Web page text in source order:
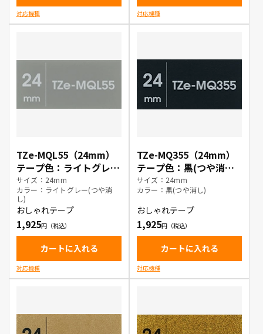
対応機種 対応機種
TZe-MQL55（24mm）
テープ色：ライトグレー
(つや消し) / 白文字
サイズ：24mm
カラー：ライトグレー(つや消
し)
おしゃれテープ
1,925
カートに入れる
対応機種
TZe-MQ355（24mm）
テープ色：黒(つや消し)
/ 白文字
サイズ：24mm
カラー：黒(つや消し)
おしゃれテープ
1,925
カートに入れる
対応機種